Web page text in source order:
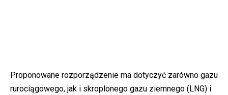
Proponowane rozporządzenie ma dotyczyć zarówno gazu
rurociągowego, jak i skroplonego gazu ziemnego (LNG) i